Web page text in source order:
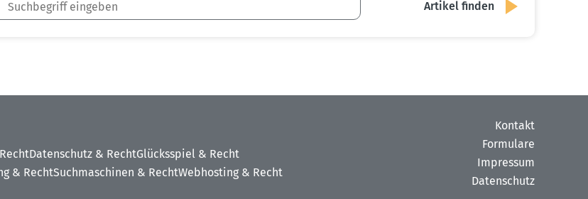
Datenschutz & RechtGlücksspiel & Recht
& RechtSuchmaschinen & RechtWebhosting & Recht
Kontakt
Formulare
Impressum
Datenschutz